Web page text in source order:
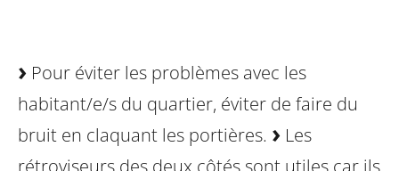
Pour éviter les problèmes avec les
habitant/e/s du quartier, éviter de faire du
bruit en claquant les portières.
Les
rétroviseurs des deux côtés sont utiles car ils